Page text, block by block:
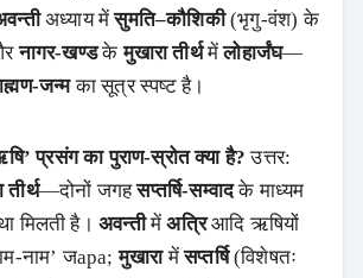
अध्याय मेंसुमति–कौशिकी(भृगु-वंश) के
नागर-खण्डकेमुखारा तीर्थमेंलोहार्जंघ—
जन्मका सूत्र स्पष्ट है।
प्रसंग का पुराण-स्रोत क्या है? उत्तर:
तीर्थ—दोनों जगहसप्तर्षि-सम्वादके माध्यम
मिलती है। अवन्तीमेंअत्रिआदि ऋषियों
नाम’ जapa;मुखारामेंसप्तर्षि(विशेषतः